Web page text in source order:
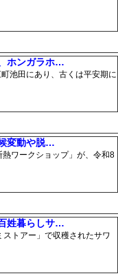
ホンガラホ…
池田にあり、古くは平安期に
変動や脱…
ワークショップ」が、令和8
姓暮らしサ…
トアー」で収穫されたサワ